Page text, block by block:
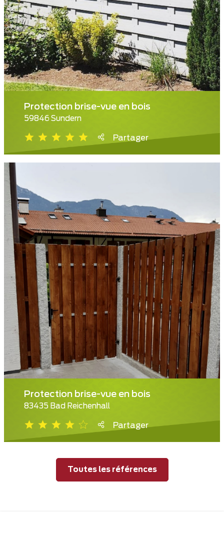
Protection brise-vue en bois
59846 Sundern
Partager
Protection brise-vue en bois
83435 Bad Reichenhall
Partager
Toutes les références